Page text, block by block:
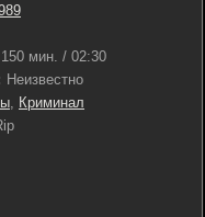
150 мин. / 02:30
Неизвестно
, Криминал